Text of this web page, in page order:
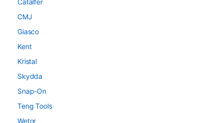
Catalfer
CMJ
Giasco
Kent
Kristal
Skydda
Snap-On
Teng Tools
Wetor